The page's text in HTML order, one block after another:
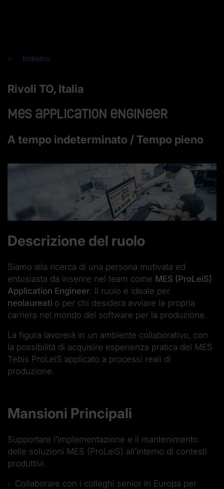
Indietro
Rivoli TO, Italia
MES Application Engineer
A tempo indeterminato / Tempo pieno
Descrizione del ruolo
Siamo alla ricerca di una persona motivata ed
entusiasta da inserire nel team come MES (ProLeiS)
Application Engineer. Il ruolo è ideale per
neolaureati o per chi desidera avviare la propria
carriera nel mondo del software per la produzione.
La figura lavorerà in un ambiente collaborativo, con
la possibilità di acquisire esperienza pratica del MES
Tebis ProLeiS applicato a processi reali di
produzione.
Mansioni Principali
Supportare l’implementazione e il mantenimento
delle soluzioni MES (ProLeiS) all’interno di contesti
produttivi.
Collaborare con i colleghi senior in Europa per